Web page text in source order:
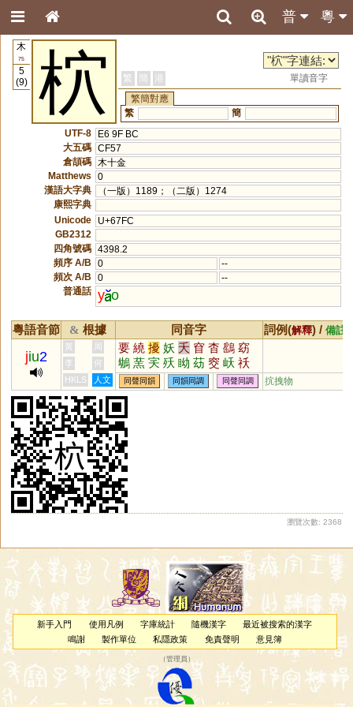
粵
普
木
75
5
(9)
柼 繁 簡 港
單讀音字
繁簡對應
繁
簡
UTF-8
E6 9F BC
大五碼 CF57
倉頡碼
木十金
Matthews
0
漢語大字典
（一版）1189；（二版）1274
康熙字典
Unicode
U+67FC
GB2312
四角號碼 4398.2
頻序 A/B
0
--
頻次 A/B
0
--
普通話 y o
粵語音節 & 根據 同音字 詞例(解釋) / 備註
jiu2
黃 周 要 繞 擾 妖 夭 窅 杳 鷂 窈
鴢 蓔 宎 殀 眑 苭 窔 岆 祅
偠 騕
李
何
HKLS
人文 同聲同韻 同韻同調 同聲同調 抭拽物
瀏覽次數: 2368
新手入門 使用凡例 字庫統計 隨機漢字
最近被搜索的漢字
鳴謝
製作單位 私隱政策 免責聲明 意見簿
（管理員 ）